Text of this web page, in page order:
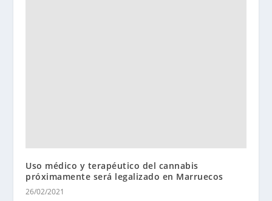
Uso médico y terapéutico del cannabis
próximamente será legalizado en Marruecos
26/02/2021